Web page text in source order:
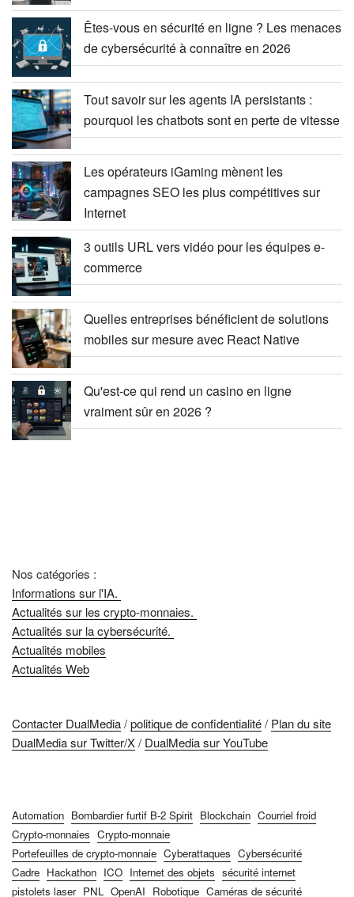
Êtes-vous en sécurité en ligne ? Les menaces
de cybersécurité à connaître en 2026
Tout savoir sur les agents IA persistants :
pourquoi les chatbots sont en perte de vitesse
Les opérateurs iGaming mènent les
campagnes SEO les plus compétitives sur
Internet
3 outils URL vers vidéo pour les équipes e-
commerce
Quelles entreprises bénéficient de solutions
mobiles sur mesure avec React Native
Qu'est-ce qui rend un casino en ligne
vraiment sûr en 2026 ?
Nos catégories :
Informations sur l'IA.
Actualités sur les crypto-monnaies.
Actualités sur la cybersécurité.
Actualités mobiles
Actualités Web
Contacter DualMedia/politique de confidentialité/ Plan du site
DualMedia sur Twitter/X/ DualMedia sur YouTube
Automation Bombardier furtif B-2 Spirit Blockchain Courriel froid
Crypto-monnaies Crypto-monnaie
Portefeuilles de crypto-monnaie Cyberattaques Cybersécurité
Cadre Hackathon ICO Internet des objets sécurité internet
pistolets laser PNL OpenAI Robotique Caméras de sécurité